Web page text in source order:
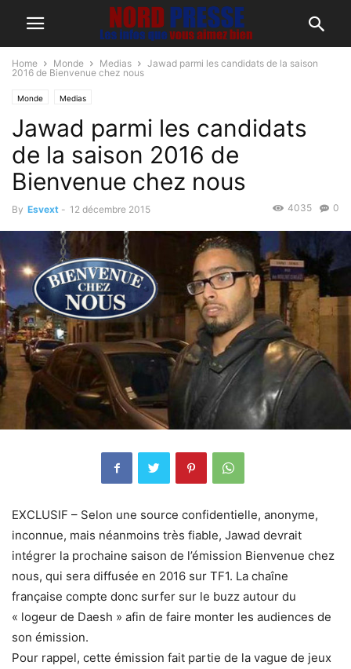
Home Monde Medias
Jawad parmi les candidats de la saison
2016 de Bienvenue chez nous
Monde Medias
Jawad parmi les candidats
de la saison 2016 de
Bienvenue chez nous
By Esvext - 12 décembre 2015 0
4035
EXCLUSIF – Selon une source confidentielle, anonyme,
inconnue, mais néanmoins très fiable, Jawad devrait
intégrer la prochaine saison de l’émission Bienvenue chez
nous, qui sera diffusée en 2016 sur TF1. La chaîne
française compte donc surfer sur le buzz autour du
« logeur de Daesh » afin de faire monter les audiences de
son émission.
Pour rappel, cette émission fait partie de la vague de jeux